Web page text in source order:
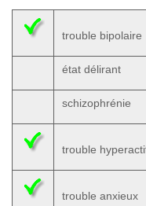
trouble bipolaire
état délirant
schizophrénie
trouble
trouble anxieux